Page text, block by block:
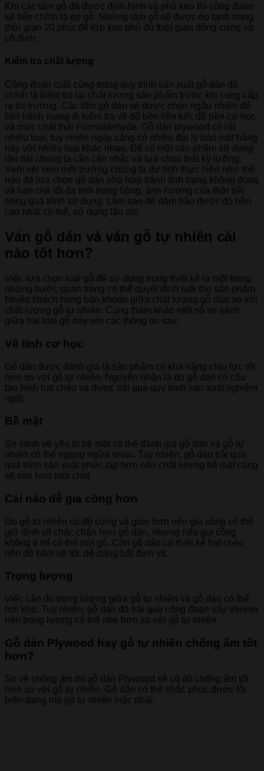
Khi các tấm gỗ đã được định hình và phủ keo thì công đoạn
kế tiếp chính là ép gỗ. Những tấm gỗ sẽ được ép lạnh trong
thời gian 20 phút để lớp keo phủ đủ thời gian đông cứng và
cố định.
Kiểm tra chất lượng
Công đoạn cuối cùng trong quy trình sản xuất gỗ dán đó
chính là kiểm tra lại chất lượng sản phẩm trước khi cung cấp
ra thị trường. Các tấm gỗ dán sẽ được chọn ngẫu nhiên để
tiến hành mang đi kiểm tra về độ bền liên kết, độ bền cơ học
và mức chất thải Formaldehyde. Gỗ dán plywood có rất
nhiều loại, tuy nhiên ngày càng có nhiều đại lý bán mặt hàng
này với nhiều loại khác nhau. Để có một sản phẩm sử dụng
lâu dài chúng ta cần cân nhắc và lựa chọn thất kỹ lưỡng.
Xem xét xem môi trường chúng ta dự tính thực hiện như thế
nào để lựa chọn gỗ dán phù hợp tránh tình trạng không đúng
và hạn chế tối đa tình trạng hỏng, ảnh hưởng của thời tiết
trong quá trình sử dụng. Làm sao để đảm bảo được độ bền
cao nhất có thể, sử dụng lâu dài
Ván gỗ dán và ván gỗ tự nhiên cái
nào tốt hơn?
Việc lựa chọn loại gỗ để sử dụng trong thiết kế là một trong
những bước quan trọng có thể quyết định tuổi thọ sản phẩm.
Nhiều khách hàng băn khoăn giữa chất lượng gỗ dán so với
chất lượng gỗ tự nhiên. Cùng tham khảo một số so sánh
giữa hai loại gỗ này với các thông tin sau:
Về tính cơ học
Gỗ dán được đánh giá là sản phẩm có khả năng chịu lực tốt
hơn so với gỗ tự nhiên. Nguyên nhân là do gỗ dán có cấu
tạo hình hạt chéo và được trải qua quy trình sản xuất nghiêm
ngặt.
Bề mặt
So sánh về yếu tố bề mặt có thể đánh giá gỗ dán và gỗ tự
nhiên có thể ngang ngửa nhau. Tuy nhiên, gỗ dán trải qua
quá trình sản xuất phức tạp hơn nên chất lượng bề mặt cũng
sẽ mịn hơn một chút.
Cái nào dễ gia công hơn
Do gỗ tự nhiên có độ cứng và giòn hơn nên gia công có thể
giữ đinh vít chắc chắn hơn gỗ dán, nhưng nếu gia công
không tỉ mỉ có thể nứt gỗ. Còn gỗ dán có thiết kế hạt chéo
nên độ bám sẽ tốt, dễ dàng bắt đinh vít.
Trọng lượng
Việc cân đo trọng lượng giữa gỗ tự nhiên và gỗ dán có thể
hơi khó. Tuy nhiên, gỗ dán đã trải qua công đoạn sấy Veneer
nên trọng lượng có thể nhẹ hơn so với gỗ tự nhiên.
Gỗ dán Plywood hay gỗ tự nhiên chống ẩm tốt
hơn?
So về chống ẩm thì gỗ dán Plywood sẽ có độ chống ẩm tốt
hơn so với gỗ tự nhiên. Gỗ dán có thể khắc phục được lỗi
biến dạng mà gỗ tự nhiên mắc phải.